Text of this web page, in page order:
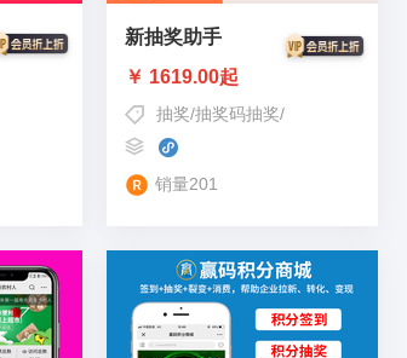
新抽奖助手
￥ 1619.00起
抽奖/抽奖码抽奖/
销量201